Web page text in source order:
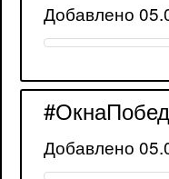
Добавлено
Добавлено